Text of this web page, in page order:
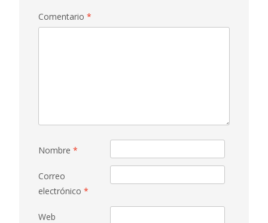
Comentario *
Nombre *
Correo
electrónico *
Web